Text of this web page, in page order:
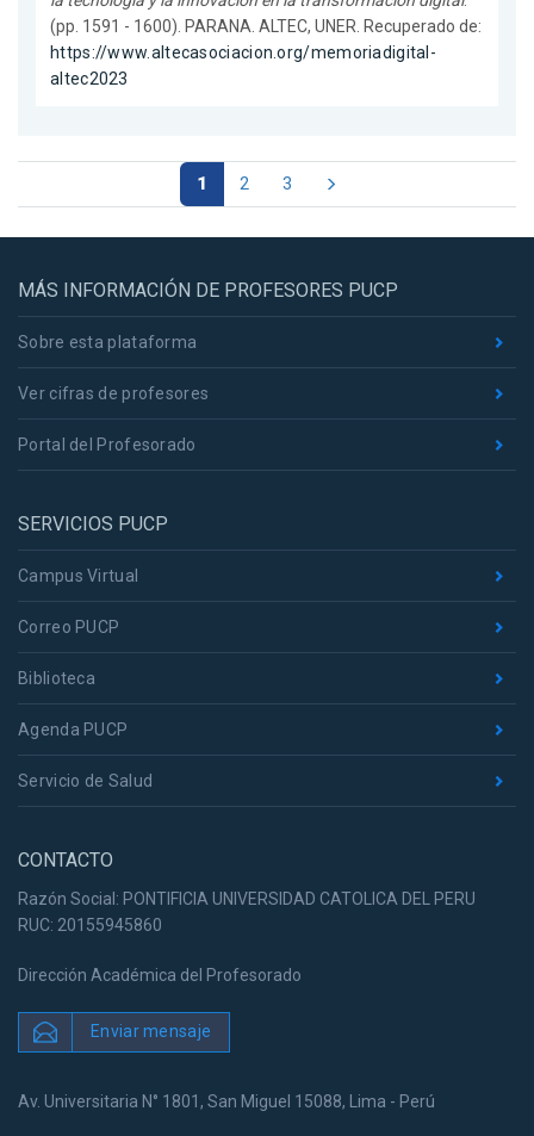
(pp. 1591 - 1600). PARANA. ALTEC, UNER. Recuperado de:
https://www.altecasociacion.org/memoriadigital-
altec2023
1 2 3
MÁS INFORMACIÓN DE PROFESORES PUCP
Sobre esta plataforma
Ver cifras de profesores
Portal del Profesorado
SERVICIOS PUCP
Campus Virtual
Correo PUCP
Biblioteca
Agenda PUCP
Servicio de Salud
CONTACTO
Razón Social: PONTIFICIA UNIVERSIDAD CATOLICA DEL PERU
RUC: 20155945860
Dirección Académica del Profesorado
Enviar mensaje
Av. Universitaria N° 1801, San Miguel 15088, Lima - Perú